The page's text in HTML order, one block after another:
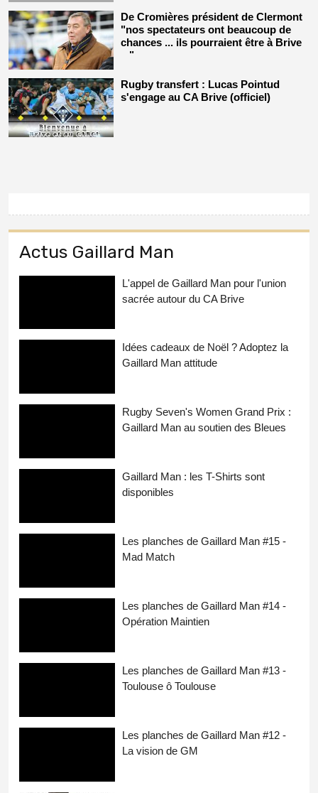
De Cromières président de Clermont
"nos spectateurs ont beaucoup de
chances ... ils pourraient être à Brive
..."
Rugby transfert : Lucas Pointud
s'engage au CA Brive (officiel)
Actus Gaillard Man
L'appel de Gaillard Man pour l'union
sacrée autour du CA Brive
Idées cadeaux de Noël ? Adoptez la
Gaillard Man attitude
Rugby Seven's Women Grand Prix :
Gaillard Man au soutien des Bleues
Gaillard Man : les T-Shirts sont
disponibles
Les planches de Gaillard Man #15 -
Mad Match
Les planches de Gaillard Man #14 -
Opération Maintien
Les planches de Gaillard Man #13 -
Toulouse ô Toulouse
Les planches de Gaillard Man #12 -
La vision de GM